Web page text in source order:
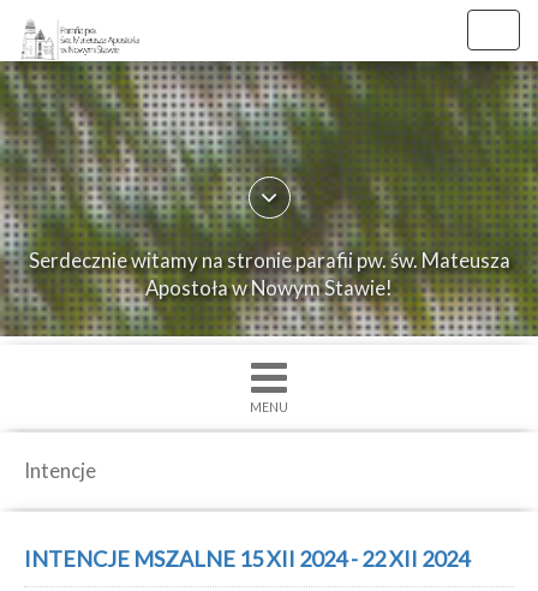
×
Strona
główna
O
parafii
Ogłoszenia
św.
Nabożenstwa
Kancelaria
Serdecznie witamy na stronie parafii pw. św. Mateusza
Apostoła w Nowym Stawie!
MENU
Intencje
INTENCJE MSZALNE 15 XII 2024 - 22 XII 2024